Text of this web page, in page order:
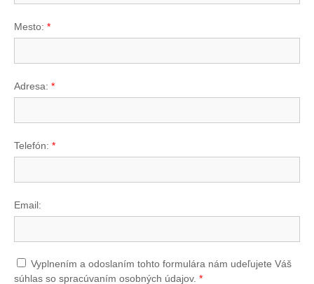
Mesto: *
Adresa: *
Telefón: *
Email:
Vyplnením a odoslaním tohto formulára nám udeľujete Váš
súhlas so spracúvaním osobných údajov. *